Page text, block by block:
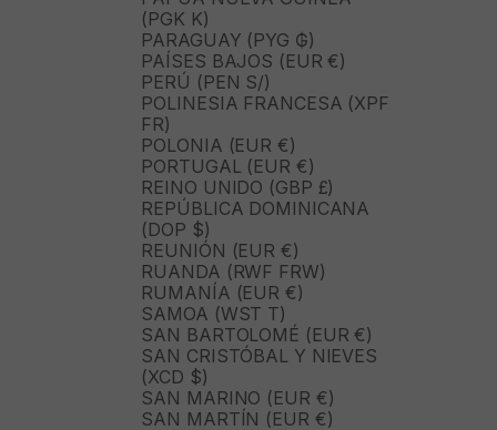
(PGK K)
PARAGUAY (PYG ₲)
PAÍSES BAJOS (EUR €)
PERÚ (PEN S/)
POLINESIA FRANCESA (XPF
FR)
POLONIA (EUR €)
PORTUGAL (EUR €)
REINO UNIDO (GBP £)
REPÚBLICA DOMINICANA
(DOP $)
REUNIÓN (EUR €)
RUANDA (RWF FRW)
RUMANÍA (EUR €)
SAMOA (WST T)
SAN BARTOLOMÉ (EUR €)
SAN CRISTÓBAL Y NIEVES
(XCD $)
SAN MARINO (EUR €)
SAN MARTÍN (EUR €)